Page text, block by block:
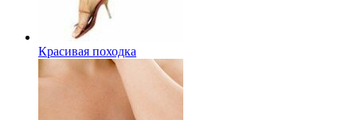
Красивая походка